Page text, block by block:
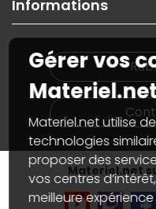
Informations
On rachète votre carte
PC sur mesure : Votre
Notre démarche
Materiel.net recrute
Notre programme
Partenariat & Sponsoring
Informations
Plan du site
Nos marques
Conditions générales de
Marketplace
Informations légales
Données personnelleset
Gérer vos cookies
Accessibilité : non
Materiel.net
Gérer vos
Materiel.net utilise
technologies
proposer des
vos centres
meilleure